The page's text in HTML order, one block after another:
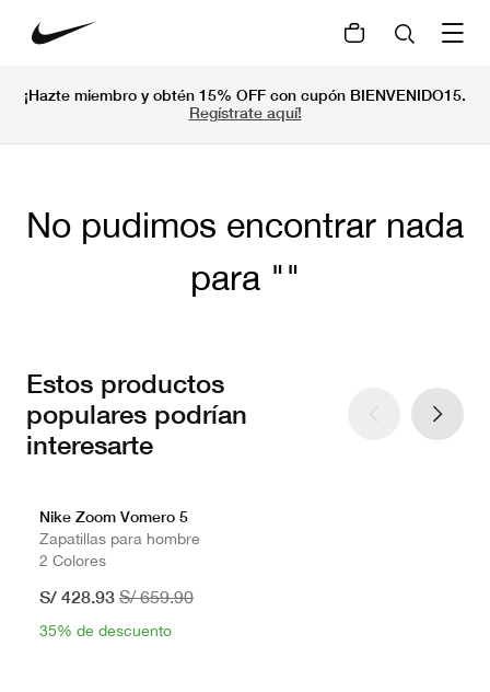
¡Hazte miembro y obtén 15% OFF con cupón BIENVENIDO15.
Regístrate aquí!
No pudimos encontrar nada
para
Estos productos
populares podrían
interesarte
Nike Zoom Vomero 5
Zapatillas para hombre
2 Colores
S/ 428.93 S/ 659.90
35% de descuento